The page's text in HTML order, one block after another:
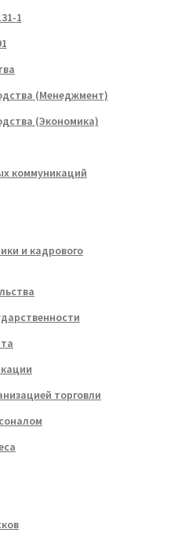
1
(Менеджмент)
(Экономика)
коммуникаций
и кадрового
торговли